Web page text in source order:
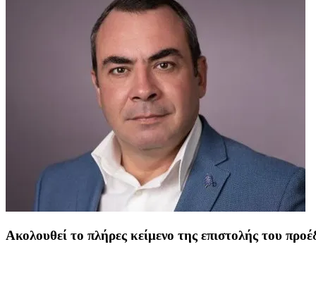
Ακολουθεί το πλήρες κείμενο της επιστολής του